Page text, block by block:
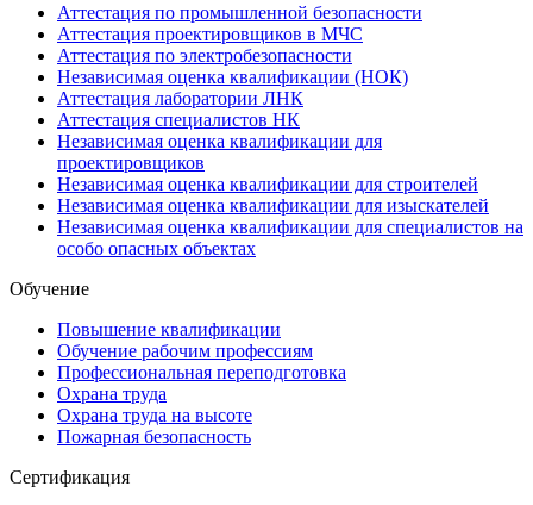
Аттестация по промышленной безопасности
Аттестация проектировщиков в МЧС
Аттестация по электробезопасности
Независимая оценка квалификации (НОК)
Аттестация лаборатории ЛНК
Аттестация специалистов НК
Независимая оценка квалификации для
проектировщиков
Независимая оценка квалификации для строителей
Независимая оценка квалификации для изыскателей
Независимая оценка квалификации для специалистов на
особо опасных объектах
Обучение
Повышение квалификации
Обучение рабочим профессиям
Профессиональная переподготовка
Охрана труда
Охрана труда на высоте
Пожарная безопасность
Сертификация